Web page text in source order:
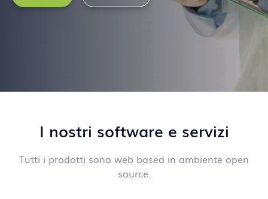
I nostri software e servizi
Tutti i prodotti sono web based in ambiente open
source.